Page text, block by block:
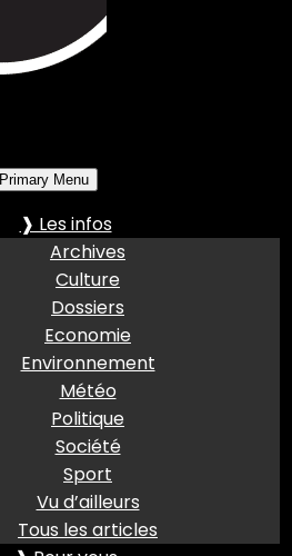
Primary Menu
❱ Les infos
Archives
Culture
Dossiers
Economie
Environnement
Météo
Politique
Société
Sport
Vu d’ailleurs
Tous les articles